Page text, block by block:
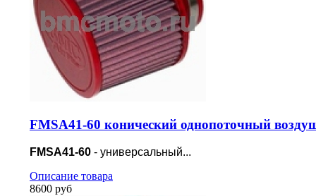
FMSA41-60 конический однопоточный
FMSA41-60 - универсальный...
Описание товара
8600 руб